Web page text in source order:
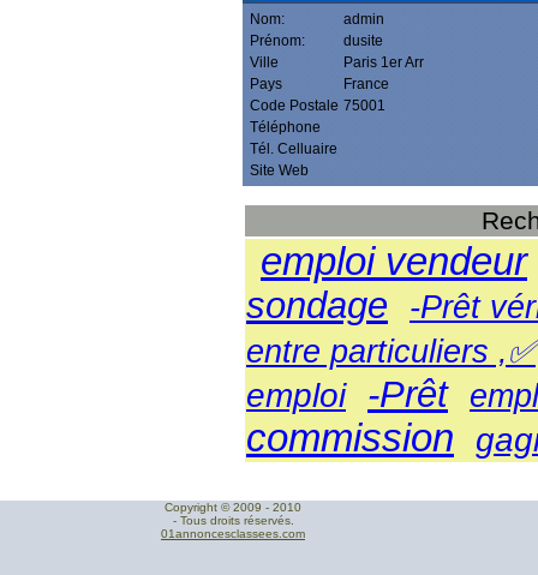
Nom:
admin
Prénom:
dusite
Ville
Paris 1er Arr
Pays
France
Code Postale 75001
Téléphone
Tél. Celluaire
Site Web
emploi vendeur
sondage
-Prêt
entre particuliers ,✅
emploi -Prêt
commission
Copyright © 2009 - 2010
- Tous droits réservés.
01annoncesclassees.com